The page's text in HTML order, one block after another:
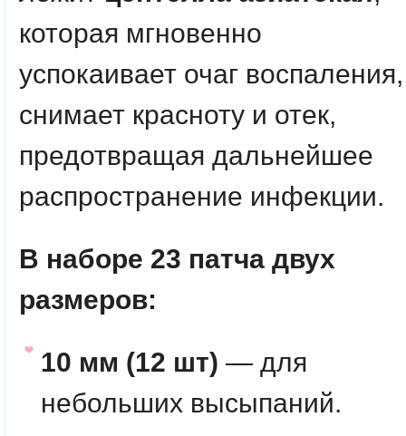
которая мгновенно
успокаивает очаг воспаления,
снимает красноту и отек,
предотвращая дальнейшее
распространение инфекции.
В наборе 23 патча двух
размеров:
10 мм (12 шт) — для
небольших высыпаний.